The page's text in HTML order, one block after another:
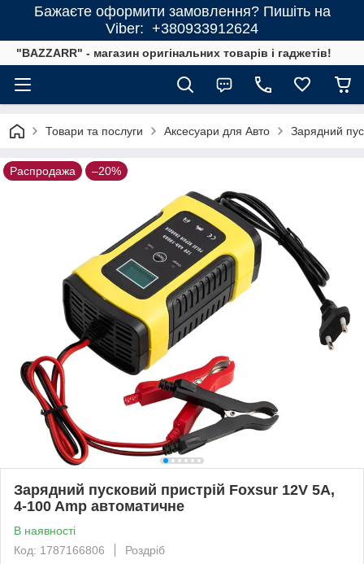
Бажаєте оформити замовлення? Пишіть на
Viber: +380933912624
"BAZZARR" - магазин оригінальних товарів і гаджетів!
Товари та послуги Аксесуари для Авто Зарядний
Распродажа –20%
Зарядний пусковий пристрій Foxsur 12V 5A,
4-100 Amp автоматичне
В наявності
Код: 1787166806
Роздріб